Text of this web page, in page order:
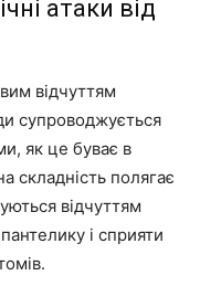
атаки від
відчуттям
супроводжується
як це буває в
складність полягає
відчуттям
і сприяти